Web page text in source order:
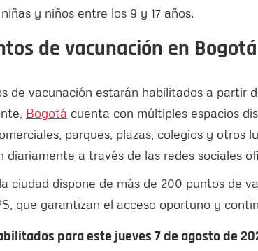
y niños entre los 9 y 17 años.
de vacunación en Bogotá
de vacunación estarán habilitados a partir
Bogotá cuenta con múltiples espacios
parques, plazas, colegios y otros
diariamente a través de las redes sociales
ciudad dispone de más de 200 puntos de
que garantizan el acceso oportuno y
para estejueves 7 de agostode